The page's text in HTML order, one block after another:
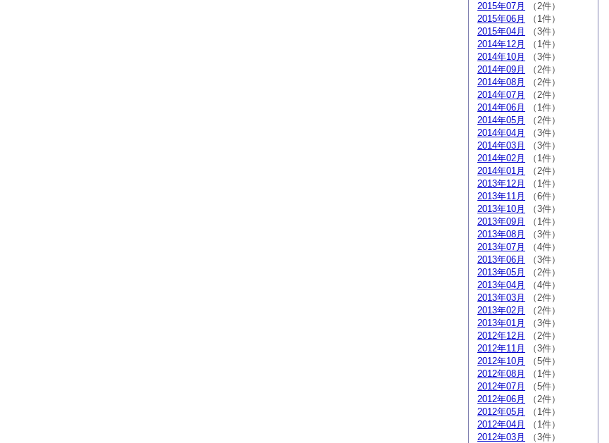
2015年07月
（2件）
2015年06月
（1件）
2015年04月
（3件）
2014年12月
（1件）
2014年10月
（3件）
2014年09月
（2件）
2014年08月
（2件）
2014年07月
（2件）
2014年06月
（1件）
2014年05月
（2件）
2014年04月
（3件）
2014年03月
（3件）
2014年02月
（1件）
2014年01月
（2件）
2013年12月
（1件）
2013年11月
（6件）
2013年10月
（3件）
2013年09月
（1件）
2013年08月
（3件）
2013年07月
（4件）
2013年06月
（3件）
2013年05月
（2件）
2013年04月
（4件）
2013年03月
（2件）
2013年02月
（2件）
2013年01月
（3件）
2012年12月
（2件）
2012年11月
（3件）
2012年10月
（5件）
2012年08月
（1件）
2012年07月
（5件）
2012年06月
（2件）
2012年05月
（1件）
2012年04月
（1件）
2012年03月
（3件）